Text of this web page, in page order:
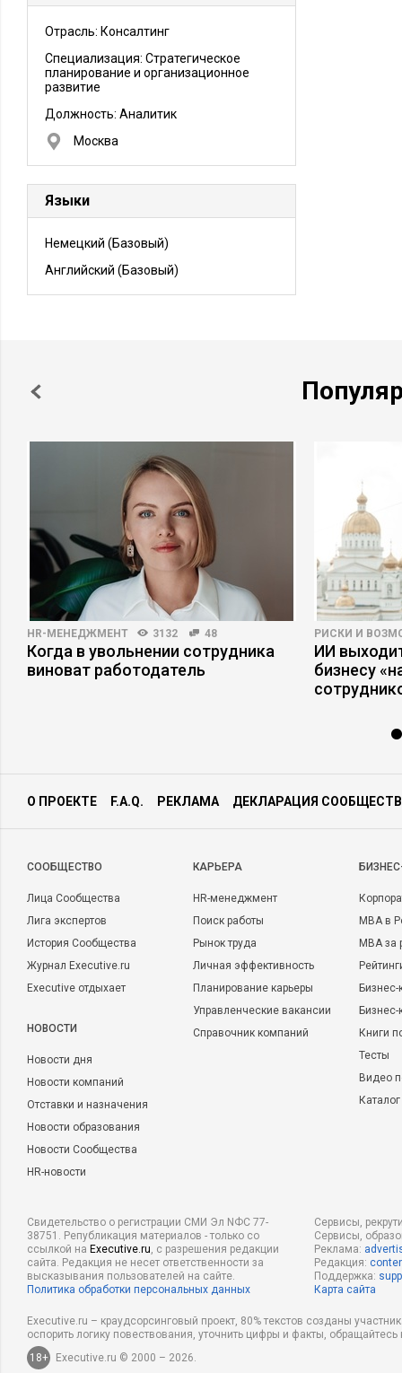
Отрасль: Консалтинг
Специализация: Стратегическое
планирование и организационное
развитие
Должность: Аналитик
Москва
Языки
Немецкий (Базовый)
Английский (Базовый)
HR-МЕНЕДЖМЕНТ 3132 48
Когда в увольнении сотрудника
виноват работодатель
РИСКИ И
ИИ
бизнесу
О ПРОЕКТЕ F.A.Q. РЕКЛАМА ДЕКЛАРАЦИЯ
CООБЩЕСТВО
Лица Сообщества
Лига экспертов
История Сообщества
Журнал Executive.ru
Executive отдыхает
НОВОСТИ
Новости дня
Новости компаний
Отставки и назначения
Новости образования
Новости Сообщества
HR-новости
КАРЬЕРА
HR-менеджмент
Поиск работы
Рынок труда
Личная эффективность
Планирование карьеры
Управленческие вакансии
Справочник компаний
MBA в
MBA
Бизнес-
Книги
Тесты
Видео
Свидетельство о регистрации СМИ Эл NФС 77-
38751. Републикация материалов - только со
ссылкой на Executive.ru, с разрешения редакции
сайта. Редакция не несет ответственности за
высказывания пользователей на сайте.
Политика обработки персональных данных
Сервисы,
Сервисы,
Реклама:
Редакция:
Поддержка:
Карта сайта
Executive.ru – краудсорсинговый проект, 80% текстов созданы
оспорить логику повествования, уточнить цифры и факты,
18+
Executive.ru © 2000 – 2026.